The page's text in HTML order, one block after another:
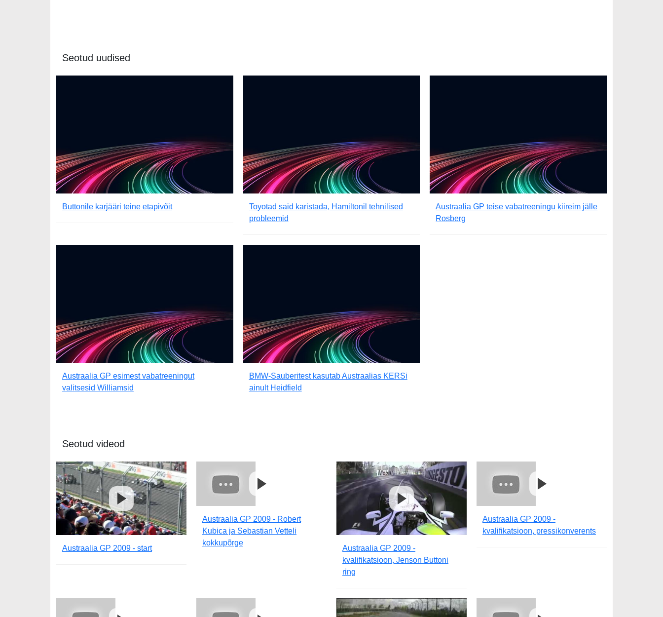
Seotud uudised
Buttonile karjääri teine etapivõit
Toyotad said karistada, Hamiltonil tehnilised
probleemid
Austraalia GP teise vabatreeningu kiireim jälle
Rosberg
Austraalia GP esimest vabatreeningut
valitsesid Williamsid
BMW-Sauberitest kasutab Austraalias KERSi
ainult Heidfield
Seotud videod
Austraalia GP 2009 - start
Austraalia GP 2009 - Robert
Kubica ja Sebastian Vetteli
kokkupõrge
Austraalia GP 2009 -
kvalifikatsioon, Jenson Buttoni
ring
Austraalia GP 2009 -
kvalifikatsioon, pressikonverents